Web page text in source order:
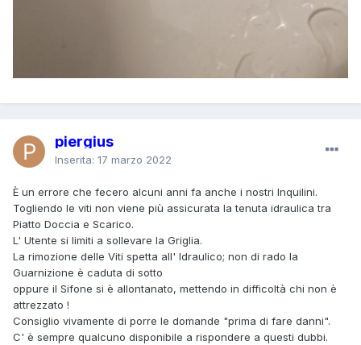
piergius
Inserita: 17 marzo 2022
È un errore che fecero alcuni anni fa anche i nostri Inquilini.
Togliendo le viti non viene più assicurata la tenuta idraulica tra
Piatto Doccia e Scarico.
L' Utente si limiti a sollevare la Griglia.
La rimozione delle Viti spetta all' Idraulico; non di rado la
Guarnizione è caduta di sotto
oppure il Sifone si è allontanato, mettendo in difficoltà chi non è
attrezzato !
Consiglio vivamente di porre le domande "prima di fare danni".
C' è sempre qualcuno disponibile a rispondere a questi dubbi.